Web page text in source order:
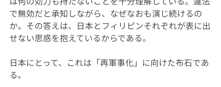
で無効だと承知しながら、なぜなおも演じ続けるの
か。その答えは、日本とフィリピンそれぞれが表に出
せない思惑を抱えているからである。
日本にとって、これは「再軍事化」に向けた布石であ
る。